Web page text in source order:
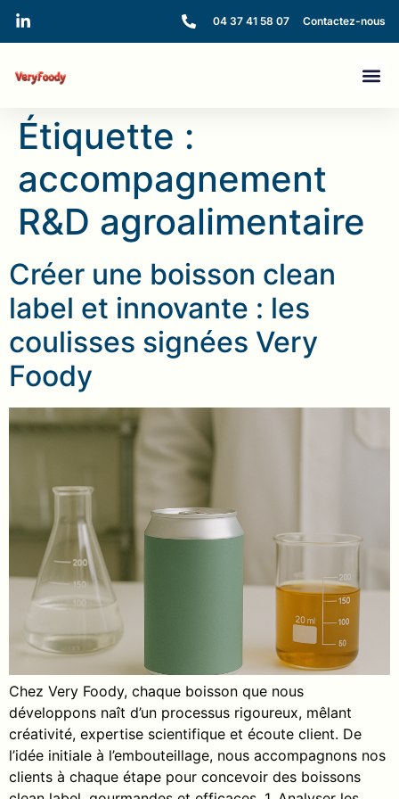
04 37 41 58 07 Contactez-nous
Étiquette :
accompagnement
R&D agroalimentaire
Créer une boisson clean
label et innovante : les
coulisses signées Very
Foody
Chez Very Foody, chaque boisson que nous
développons naît d’un processus rigoureux, mêlant
créativité, expertise scientifique et écoute client. De
l’idée initiale à l’embouteillage, nous accompagnons nos
clients à chaque étape pour concevoir des boissons